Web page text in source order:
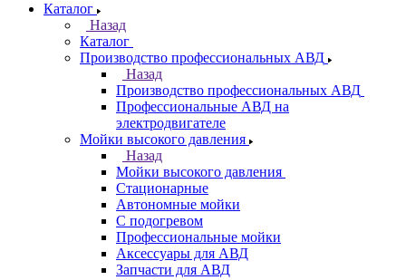
Каталог
Назад
Каталог
Производство профессиональных АВД
Назад
Производство профессиональных АВД
Профессиональные АВД на
электродвигателе
Мойки высокого давления
Назад
Мойки высокого давления
Стационарные
Автономные мойки
С подогревом
Профессиональные мойки
Аксессуары для АВД
Запчасти для АВД